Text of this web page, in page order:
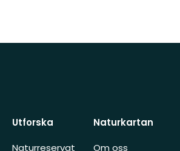
Utforska
Naturreservat
Naturkartan
Om oss